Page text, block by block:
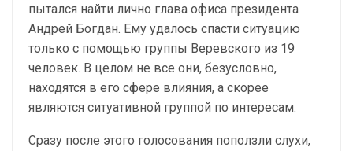
пытался найти лично глава офиса президента
Андрей Богдан. Ему удалось спасти ситуацию
только с помощью группы Веревского из 19
человек. В целом не все они, безусловно,
находятся в его сфере влияния, а скорее
являются ситуативной группой по интересам.
Сразу после этого голосования поползли слухи,